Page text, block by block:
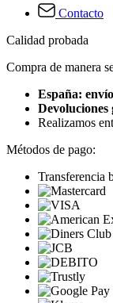
Contacto
Calidad probada
Compra de manera
España:
Devoluciones
Realizamos
Métodos de pago:
Transferencia